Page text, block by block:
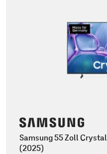
Samsung 55 Zoll
(2025)